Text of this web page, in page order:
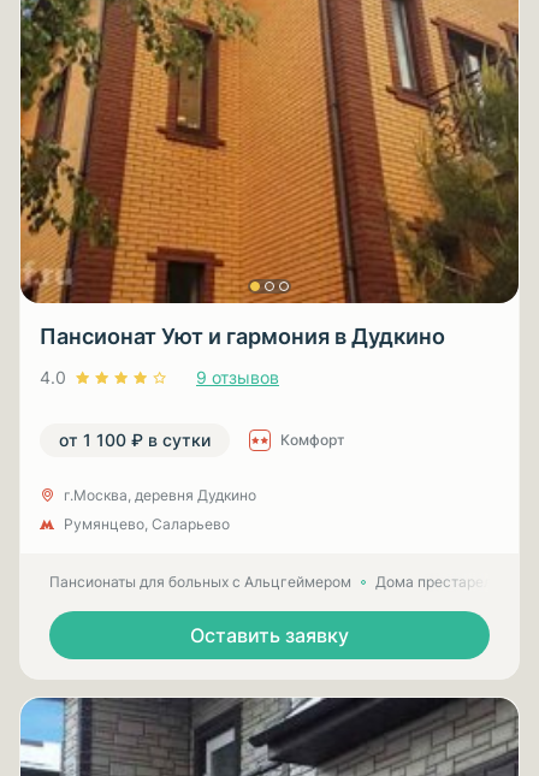
Пансионат Уют и гармония в Дудкино
4.0 9 отзывов
от 1 100 ₽ в сутки Комфорт
г.Москва, деревня Дудкино
Румянцево, Саларьево
Пансионаты для больных с Альцгеймером Дома престарелых
Оставить заявку